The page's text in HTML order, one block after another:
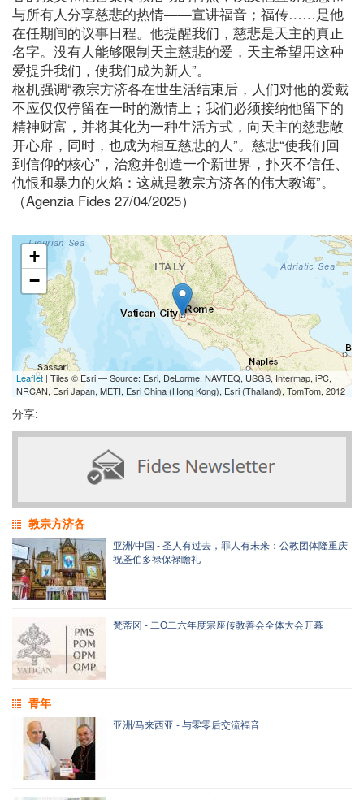
与所有人分享慈悲的热情——宣讲福音；福传……是他
在任期间的议事日程。他提醒我们，慈悲是天主的真正
名字。没有人能够限制天主慈悲的爱，天主希望用这种
爱提升我们，使我们成为新人”。
枢机强调“教宗方济各在世生活结束后，人们对他的爱戴
不应仅仅停留在一时的激情上；我们必须接纳他留下的
精神财富，并将其化为一种生活方式，向天主的慈悲敞
开心扉，同时，也成为相互慈悲的人”。慈悲“使我们回
到信仰的核心”，治愈并创造一个新世界，扑灭不信任、
仇恨和暴力的火焰：这就是教宗方济各的伟大教诲”。
（Agenzia Fides 27/04/2025）
+
−
Leaflet | Tiles © Esri — Source: Esri, DeLorme, NAVTEQ, USGS, Intermap, iPC,
NRCAN, Esri Japan, METI, Esri China (Hong Kong), Esri (Thailand), TomTom, 2012
分享:
教宗方济各
亚洲/中国 - 圣人有过去，罪人有未来：公教团体隆重庆
祝圣伯多禄保禄瞻礼
梵蒂冈 - 二O二六年度宗座传教善会全体大会开幕
青年
亚洲/马来西亚 - 与零零后交流福音